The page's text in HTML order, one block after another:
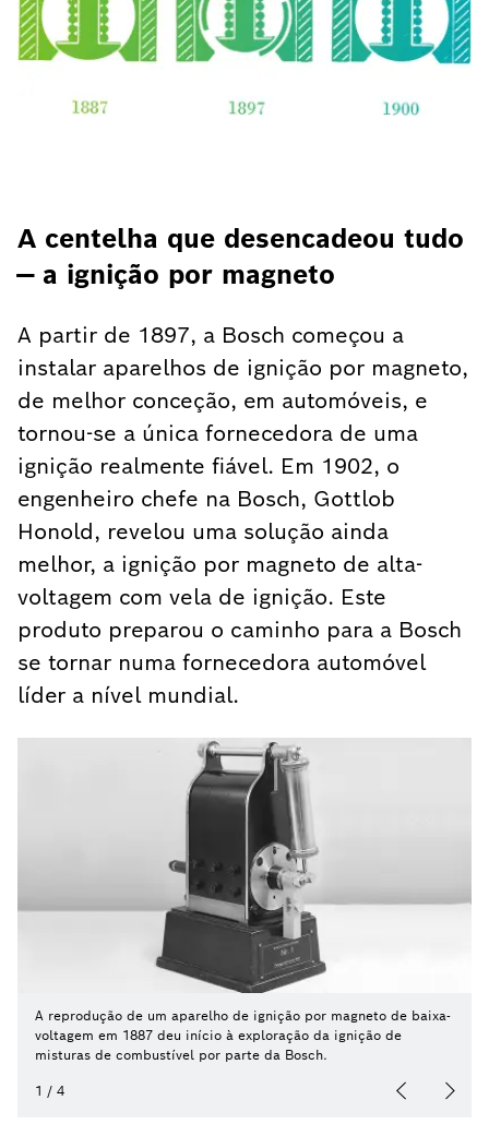
A centelha que desencadeou tudo
— a ignição por magneto
A partir de 1897, a Bosch começou a
instalar aparelhos de ignição por magneto,
de melhor conceção, em automóveis, e
tornou-se a única fornecedora de uma
ignição realmente fiável. Em 1902, o
engenheiro chefe na Bosch, Gottlob
Honold, revelou uma solução ainda
melhor, a ignição por magneto de alta-
voltagem com vela de ignição. Este
produto preparou o caminho para a Bosch
se tornar numa fornecedora automóvel
líder a nível mundial.
A reprodução de um aparelho de ignição por magneto de baixa-
voltagem em 1887 deu início à exploração da ignição de
misturas de combustível por parte da Bosch.
1 / 4